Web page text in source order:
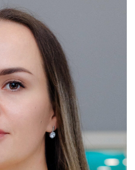
гинеколог.
10 лет.